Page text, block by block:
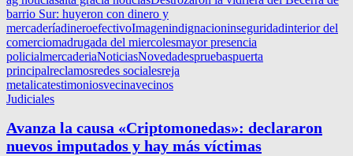
barrio Sur: huyeron con dinero y
mercaderíadineroefectivoImagenindignacioninseguridadinterior del
comerciomadrugada del miercolesmayor presencia
policialmercaderiaNoticiasNovedadespruebaspuerta
principalreclamosredes socialesreja
metalicatestimoniosvecinavecinos
Judiciales
Avanza la causa «Criptomonedas»: declararon
nuevos imputados y hay más víctimas